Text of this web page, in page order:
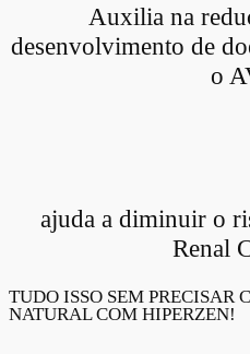
Auxilia na
desenvolvimento de
o
ajuda a diminuir o
Renal
TUDO ISSO SEM PRECISAR
NATURAL COM HIPERZEN!